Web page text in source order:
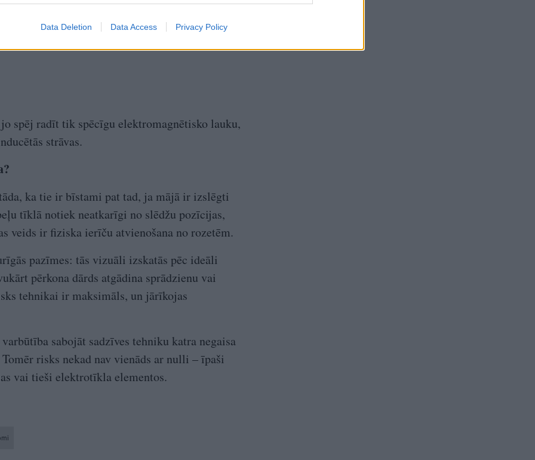
Data Deletion Data Access Privacy Policy
spēj radīt tik spēcīgu elektromagnētisko lauku,
strāvas.
ka tie ir bīstami pat tad, ja mājā ir izslēgti
tīklā notiek neatkarīgi no slēdžu pozīcijas,
veids ir fiziska ierīču atvienošana no rozetēm.
pazīmes: tās vizuāli izskatās pēc ideāli
pērkona dārds atgādina sprādzienu vai
tehnikai ir maksimāls, un jārīkojas
sabojāt sadzīves tehniku katra negaisa
risks nekad nav vienāds ar nulli – īpaši
vai tieši elektrotīkla elementos.